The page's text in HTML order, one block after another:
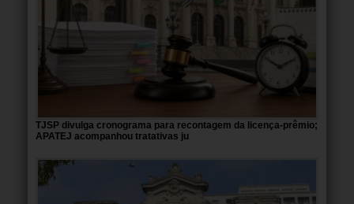
TJSP divulga cronograma para recontagem da licença-prêmio;
APATEJ acompanhou tratativas ju